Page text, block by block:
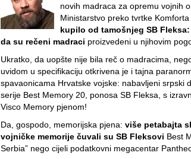
novih madraca za opremu vojnih
Ministarstvo preko tvrtke
kupilo od tamošnjeg SB
da su rečeni madraci proizvedeni u njihovim
Ukratko, da uopšte nije bila reč o madracima,
uvidom u specifikaciju otkrivena je i tajna
spavaonicama Hrvatske vojske: nabavljeni srpski
serije Best Memory 20, ponosa SB Fleksa, s
Visco Memory pjenom!
Da, gospodo, memorijska pjena: više petabajta
vojničke memorije čuvali su SB Fleksovi Best
Serbia” nego cijeli podatkovni megacentar